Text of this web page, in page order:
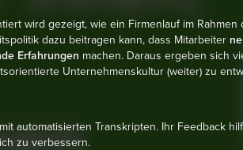
wird gezeigt, wie ein Firmenlauf im
dazu beitragen kann, dass Mitarbeiter
Erfahrungen machen. Daraus ergeben sich
Unternehmenskultur (weiter) zu
automatisierten Transkripten. Ihr Feedback
zu verbessern.